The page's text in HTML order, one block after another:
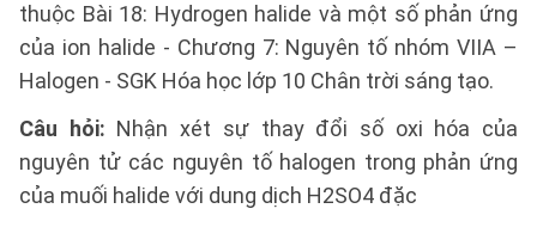
thuộc Bài 18: Hydrogen halide và một số phản ứng
của ion halide - Chương 7: Nguyên tố nhóm VIIA –
Halogen - SGK Hóa học lớp 10 Chân trời sáng tạo.
Câu hỏi: Nhận xét sự thay đổi số oxi hóa của
nguyên tử các nguyên tố halogen trong phản ứng
của muối halide với dung dịch H2SO4 đặc